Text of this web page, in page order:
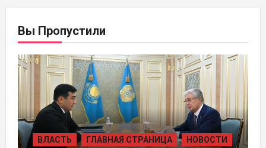
Вы Пропустили
ВЛАСТЬ ГЛАВНАЯ СТРАНИЦА НОВОСТИ